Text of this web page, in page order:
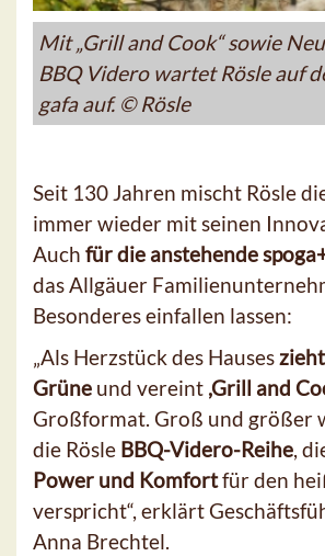
Mit „Grill and Cook“ sowie
BBQ Videro wartet Rösle auf
gafa auf. © Rösle
Seit 130 Jahren mischt Rösle
immer wieder mit seinen
Auch für die anstehende
das Allgäuer
Besonderes einfallen lassen:
„Als Herzstück des Hauses
Grüne und vereint ,Grill and
Großformat. Groß und größer
die Rösle BBQ-Videro-Reihe,
Power und Komfortfür den
verspricht“, erklärt
Anna Brechtel.